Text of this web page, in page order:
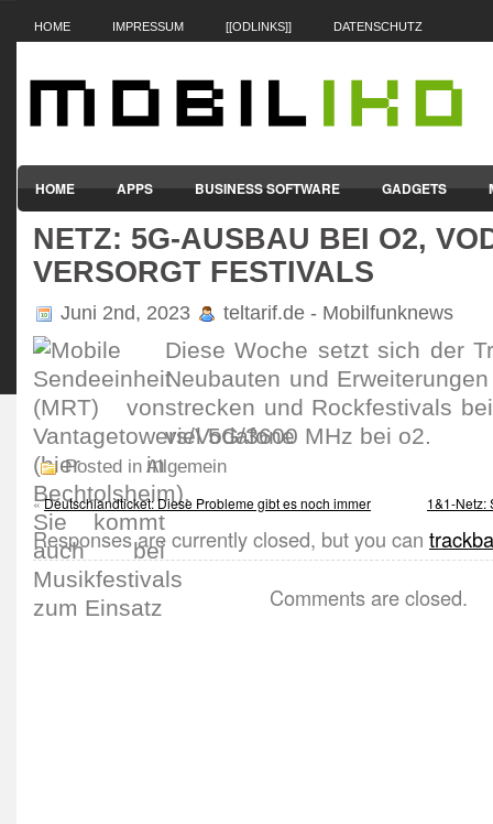
HOME IMPRESSUM [[ODLINKS]] DATENSCHUTZ
HOME APPS BUSINESS SOFTWARE GADGETS
SMARTPHONES & HANDYS TABLET-PCS VERTRÄGE &
NETZ: 5G-AUSBAU BEI O2,
VERSORGT FESTIVALS
Juni 2nd, 2023 teltarif.de - Mobilfunknews
Diese Woche setzt sich der
Neubauten und
stre­cken und Rock­fes­tivals
viel 5G/3600 MHz bei o2.
Posted in Allgemein
«Deutschlandticket: Diese Probleme gibt es noch immer 1&1-Netz:
Responses are currently closed, but you can
Comments are closed.